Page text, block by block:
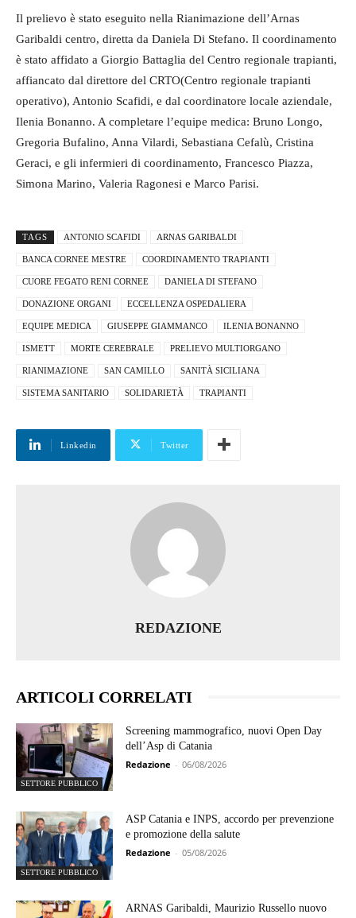
Il prelievo è stato eseguito nella Rianimazione dell’Arnas
Garibaldi centro, diretta da Daniela Di Stefano. Il coordinamento
è stato affidato a Giorgio Battaglia del Centro regionale trapianti,
affiancato dal direttore del CRTO(Centro regionale trapianti
operativo), Antonio Scafidi, e dal coordinatore locale aziendale,
Ilenia Bonanno. A completare l’equipe medica: Bruno Longo,
Gregoria Bufalino, Anna Vilardi, Sebastiana Cefalù, Cristina
Geraci, e gli infermieri di coordinamento, Francesco Piazza,
Simona Marino, Valeria Ragonesi e Marco Parisi.
TAGS ANTONIO SCAFIDI ARNAS GARIBALDI
BANCA CORNEE MESTRE COORDINAMENTO TRAPIANTI
CUORE FEGATO RENI CORNEE DANIELA DI STEFANO
DONAZIONE ORGANI ECCELLENZA OSPEDALIERA
EQUIPE MEDICA GIUSEPPE GIAMMANCO ILENIA BONANNO
ISMETT MORTE CEREBRALE PRELIEVO MULTIORGANO
RIANIMAZIONE SAN CAMILLO SANITÀ SICILIANA
SISTEMA SANITARIO SOLIDARIETÀ TRAPIANTI
Linkedin Twitter
REDAZIONE
ARTICOLI CORRELATI
SETTORE PUBBLICO
Screening mammografico, nuovi Open Day
dell’Asp di Catania
Redazione - 06/08/2026
SETTORE PUBBLICO
ASP Catania e INPS, accordo per prevenzione
e promozione della salute
Redazione - 05/08/2026
ARNAS Garibaldi, Maurizio Russello nuovo